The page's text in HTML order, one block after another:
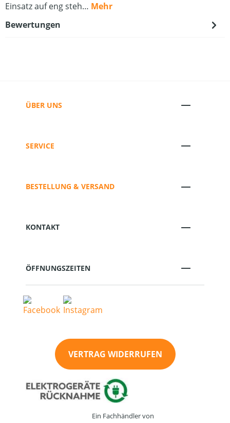
Einsatz auf eng steh… Mehr
Bewertungen
ÜBER UNS
SERVICE
BESTELLUNG & VERSAND
KONTAKT
ÖFFNUNGSZEITEN
VERTRAG WIDERRUFEN
Ein Fachhändler von